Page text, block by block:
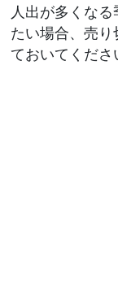
人出が多くな
たい場合、売
ておいてくださ